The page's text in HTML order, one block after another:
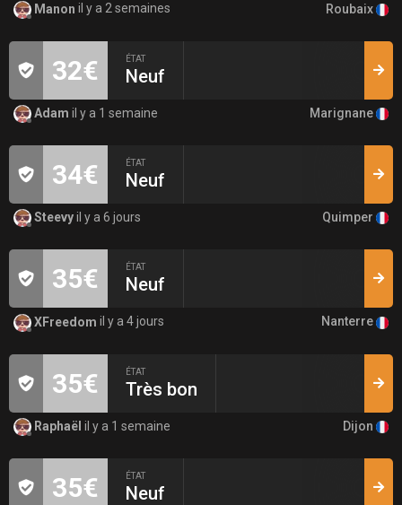
Manon il y a 2 semaines Roubaix
32€ ÉTAT
Neuf
Adam il y a 1 semaine Marignane
34€ ÉTAT
Neuf
Steevyil y a 6 jours Quimper
35€ ÉTAT
Neuf
XFreedom il y a 4 jours Nanterre
35€ ÉTAT
Très bon
Raphaël il y a 1 semaine Dijon
35€ ÉTAT
Neuf